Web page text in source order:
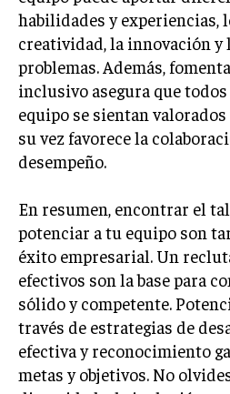
habilidades y experiencias,
creatividad, la innovación y
problemas. Además,
inclusivo asegura que
equipo se sientan
su vez favorece la
desempeño.
En resumen, encontrar el
potenciar a tu equipo son
éxito empresarial. Un
efectivos son la base para
sólido y competente.
través de estrategias de
efectiva y reconocimiento
metas y objetivos. No